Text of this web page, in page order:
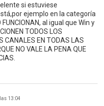
si estuviese
ejemplo en la categoría
al igual que Win y
TODOS LOS
CANALES EN TODAS LAS
NO VALE LA PENA QUE
13:04